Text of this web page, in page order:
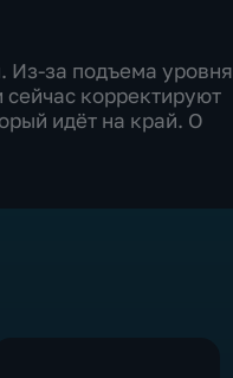
Из-за подъема уровня
корректируют
идёт на край. О